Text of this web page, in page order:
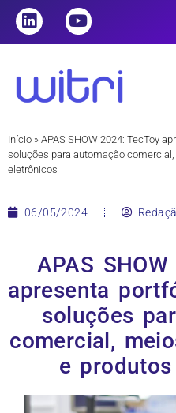
Início » APAS SHOW 2024: TecToy
soluções para automação
eletrônicos
06/05/2024
APAS
apresenta
soluções
comercial,
e